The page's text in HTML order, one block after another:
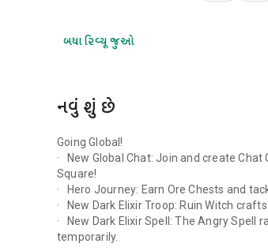
બધા રિવ્યૂ જુઓ
નવું શું છે
Going Global!
· New Global Chat: Join and create
Square!
· Hero Journey: Earn Ore Chests and
· New Dark Elixir Troop: Ruin Witch
· New Dark Elixir Spell: The Angry
temporarily.